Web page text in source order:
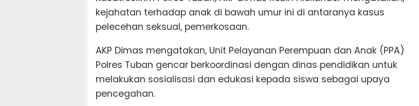
kejahatan terhadap anak di bawah umur ini di antaranya kasus
pelecehan seksual, pemerkosaan.
AKP Dimas mengatakan, Unit Pelayanan Perempuan dan Anak (PPA)
Polres Tuban gencar berkoordinasi dengan dinas pendidikan untuk
melakukan sosialisasi dan edukasi kepada siswa sebagai upaya
pencegahan.